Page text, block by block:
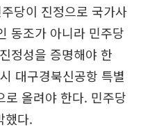
당이 진정으로 국가사
동조가 아니라 민주당
정성을 증명해야 한
대구경북신공항 특별
로 올려야 한다. 민주당
했다.